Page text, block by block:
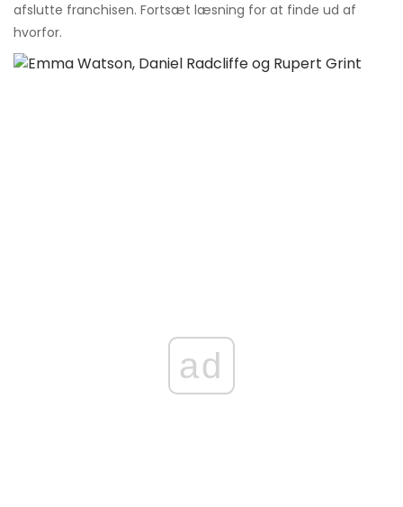
afslutte franchisen. Fortsæt læsning for at finde ud af
hvorfor.
ad